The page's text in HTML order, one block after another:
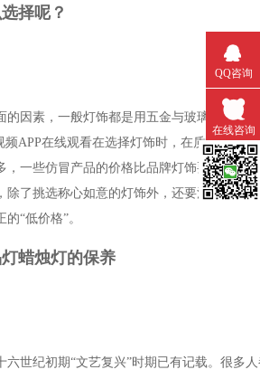
呢？
的因素，一般灯饰都是用五金与玻璃的组合
频APP在线观看在选择灯饰时，在质量关上
，一些仿冒产品的价格比品牌灯饰要低很多，
，除了挑选称心如意的灯饰外，还要注重灯的品
“低价格”。
蜡烛灯的保养
六世纪初期“文艺复兴”时期已有记载。很
QQ咨询
在线咨询
微信扫一扫